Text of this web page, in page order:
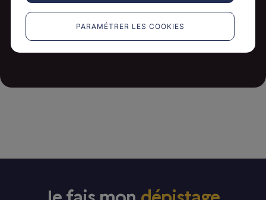
PARAMÉTRER LES COOKIES